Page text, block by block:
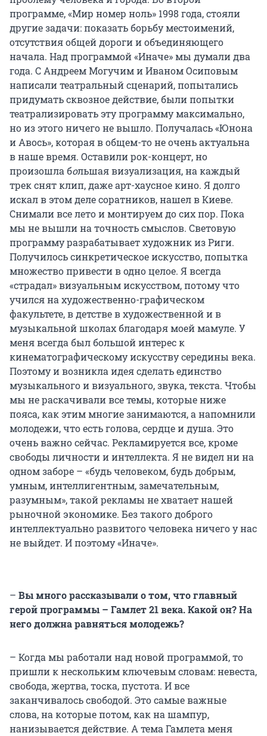
программе, «Мир номер ноль» 1998 года, стояли
другие задачи: показать борьбу местоимений,
отсутствия общей дороги и объединяющего
начала. Над программой «Иначе» мы думали два
года. С Андреем Могучим и Иваном Осиповым
написали театральный сценарий, попытались
придумать сквозное действие, были попытки
театрализировать эту программу максимально,
но из этого ничего не вышло. Получалась «Юнона
и Авось», которая в общем-то не очень актуальна
в наше время. Оставили рок-концерт, но
произошла большая визуализация, на каждый
трек снят клип, даже арт-хаусное кино. Я долго
искал в этом деле соратников, нашел в Киеве.
Снимали все лето и монтируем до сих пор. Пока
мы не вышли на точность смыслов. Световую
программу разрабатывает художник из Риги.
Получилось синкретическое искусство, попытка
множество привести в одно целое. Я всегда
«страдал» визуальным искусством, потому что
учился на художественно-графическом
факультете, в детстве в художественной и в
музыкальной школах благодаря моей мамуле. У
меня всегда был большой интерес к
кинематографическому искусству середины века.
Поэтому и возникла идея сделать единство
музыкального и визуального, звука, текста. Чтобы
мы не раскачивали все темы, которые ниже
пояса, как этим многие занимаются, а напомнили
молодежи, что есть голова, сердце и душа. Это
очень важно сейчас. Рекламируется все, кроме
свободы личности и интеллекта. Я не видел ни на
одном заборе – «будь человеком, будь добрым,
умным, интеллигентным, замечательным,
разумным», такой рекламы не хватает нашей
рыночной экономике. Без такого доброго
интеллектуально развитого человека ничего у нас
не выйдет. И поэтому «Иначе».
– Вы много рассказывали о том, что главный
герой программы – Гамлет 21 века. Какой он? На
него должна равняться молодежь?
– Когда мы работали над новой программой, то
пришли к нескольким ключевым словам: невеста,
свобода, жертва, тоска, пустота. И все
заканчивалось свободой. Это самые важные
слова, на которые потом, как на шампур,
нанизывается действие. А тема Гамлета меня